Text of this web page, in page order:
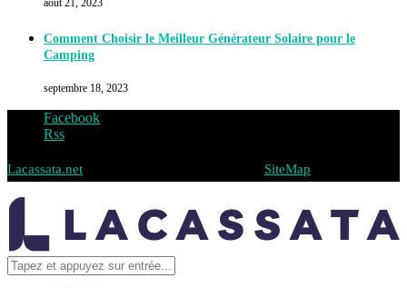
août 21, 2023
Comment Choisir le Meilleur Générateur Solaire pour le
Camping
septembre 18, 2023
Facebook
Rss
Lacassata.net SiteMap